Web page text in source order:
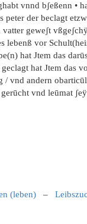
vnnd bʃeßenn •
peter der beclagt
geweʃt
lebenß vor
hat Jtem das
hat Jtem das
/ vnd andern
vnd leūmat ʃeÿ
(leben) –